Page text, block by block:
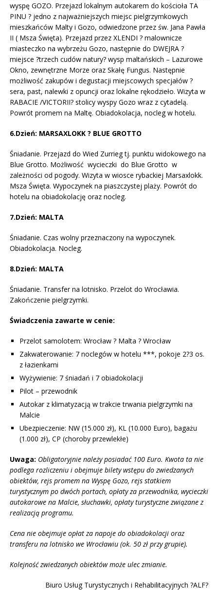
wyspę GOZO. Przejazd lokalnym autokarem do kościoła TA
PINU ? jedno z najważniejszych miejsc pielgrzymkowych
mieszkańców Malty i Gozo, odwiedzone przez św. Jana Pawła
II ( Msza Święta). Przejazd przez XLENDI ? malownicze
miasteczko na wybrzeżu Gozo, następnie do DWEJRA ?
miejsce ?trzech cudów natury? wysp maltańskich – Lazurowe
Okno, zewnętrzne Morze oraz Skałę Fungus. Następnie
możliwość zakupów i degustacji miejscowych specjałów ?
sera, past, nalewki z opuncji oraz lokalne rękodzieło. Wizyta w
RABACIE /VICTORII? stolicy wyspy Gozo wraz z cytadelą.
Powrót promem na Maltę. Obiadokolacja, nocleg w hotelu.
6.Dzień: MARSAXLOKK ? BLUE GROTTO
Śniadanie. Przejazd do Wied Zurrieg tj. punktu widokowego na
Blue Grotto. Możliwość wycieczki do Blue Grotto w
zależności od pogody. Wizyta w wiosce rybackiej Marsaxlokk.
Msza Święta. Wypoczynek na piaszczystej plaży. Powrót do
hotelu na obiadokolację oraz nocleg.
7.Dzień: MALTA
Śniadanie. Czas wolny przeznaczony na wypoczynek.
Obiadokolacja. Nocleg.
8.Dzień: MALTA
Śniadanie. Transfer na lotnisko. Przelot do Wrocławia.
Zakończenie pielgrzymki.
Świadczenia zawarte w cenie:
Przelot samolotem: Wrocław ? Malta ? Wrocław
Zakwaterowanie: 7 noclegów w hotelu ***, pokoje 2?3 os.
z łazienkami
Wyżywienie: 7 śniadań i 7 obiadokolacji
Pilot – przewodnik
Autokar z klimatyzacją w trakcie trwania pielgrzymki na
Malcie
Ubezpieczenie: NW (15.000 zł), KL (10.000 Euro), bagażu
(1.000 zł), CP (choroby przewlekłe)
Uwaga: Obligatoryjnie należy posiadać 100 Euro. Kwota ta nie
podlega rozliczeniu i obejmuje bilety wstępu do zwiedzanych
obiektów, rejs promem na Wyspę Gozo, rejs statkiem
turystycznym po dwóch portach, opłaty za przewodnika, wycieczki
autokarowe na Malcie, słuchawki, opłaty turystyczne związane z
realizacją programu.
Cena nie obejmuje opłat za napoje do obiadokolacji oraz
transferu na lotnisko we Wrocławiu (ok. 50 zł przy grupie).
Kolejność zwiedzanych obiektów może ulec zmianie.
Biuro Usług Turystycznych i Rehabilitacyjnych ?ALF?